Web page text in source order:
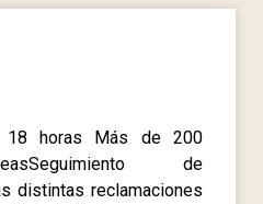
18 horas Más de 200
de
distintas reclamaciones